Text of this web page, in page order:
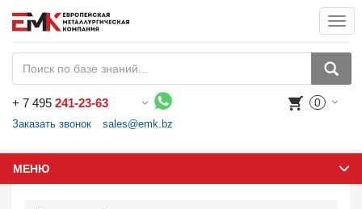
+ 7 495 241-23-63
Заказать звонок sales@emk.bz
0
МЕНЮ